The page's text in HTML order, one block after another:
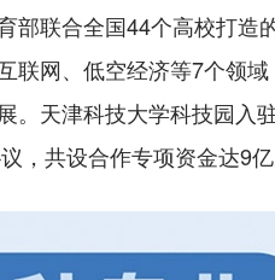
联合全国44个高校打造
网、低空经济等7个领域
天津科技大学科技园入
共设合作专项资金达9亿